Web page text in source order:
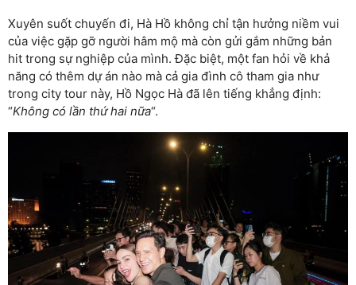
Xuyên suốt chuyến đi, Hà Hồ không chỉ tận hưởng niềm vui
của việc gặp gỡ người hâm mộ mà còn gửi gắm những bản
hit trong sự nghiệp của mình. Đặc biệt, một fan hỏi về khả
năng có thêm dự án nào mà cả gia đình cô tham gia như
trong city tour này, Hồ Ngọc Hà đã lên tiếng khẳng định:
“Không có lần thứ hai nữa“.